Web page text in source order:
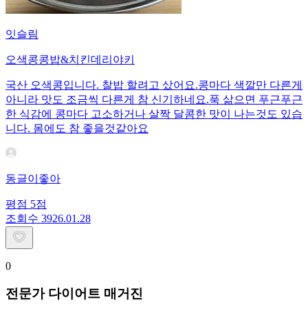
잇슬림
오색콩콩밥&치킨데리야키
국산 오색콩입니다. 찰밥 할려고 샀어요.콩마다 색깔만 다른게
아니라 맛도 조금씩 다른게 참 신기하네요.푹 삶으면 푸근푸근
한 식감에 콩마다 고소하거나 살짝 달콤한 맛이 나는것도 있습
니다. 몸에도 참 좋을것같아요
동글이좋아
평점 5점
조회수 3926.01.28
0
전문가 다이어트 매거진